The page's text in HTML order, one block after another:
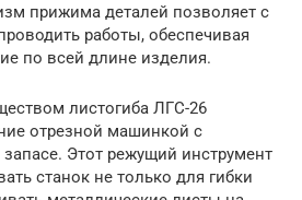
прижима деталей позволяет с
работы, обеспечивая
по всей длине изделия.
листогиба ЛГС-26
отрезной машинкой с
Этот режущий инструмент
станок не только для гибки